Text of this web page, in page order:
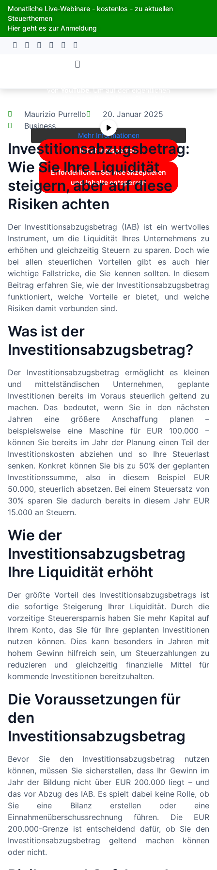
Zum
Inhalt
springen
Monatliche Live-Webinare - kostenlos - zu aktuellen
Steuerthemen
Hier geht es zur Anmeldung
vonYouTube. Um auf den eigentlichen
dass dabei Daten an Drittanbieter
weitergegeben werden.
Mehr Informationen
Inhalt entsperren
Erforderlichen Service akzeptieren
und Inhalte entsperren
Maurizio Purrello
20. Januar 2025
Business
Investitionsabzugsbetrag:
Wie Sie Ihre Liquidität
steigern, aber auf diese
Risiken achten
Der Investitionsabzugsbetrag (IAB) ist ein wertvolles
Instrument, um die Liquidität Ihres Unternehmens zu
erhöhen und gleichzeitig Steuern zu sparen. Doch wie
bei allen steuerlichen Vorteilen gibt es auch hier
wichtige Fallstricke, die Sie kennen sollten. In diesem
Beitrag erfahren Sie, wie der Investitionsabzugsbetrag
funktioniert, welche Vorteile er bietet, und welche
Risiken damit verbunden sind.
Was ist der
Investitionsabzugsbetrag?
Der Investitionsabzugsbetrag ermöglicht es kleinen
und mittelständischen Unternehmen, geplante
Investitionen bereits im Voraus steuerlich geltend zu
machen. Das bedeutet, wenn Sie in den nächsten
Jahren eine größere Anschaffung planen –
beispielsweise eine Maschine für EUR 100.000 –
können Sie bereits im Jahr der Planung einen Teil der
Investitionskosten abziehen und so Ihre Steuerlast
senken. Konkret können Sie bis zu 50% der geplanten
Investitionssumme, also in diesem Beispiel EUR
50.000, steuerlich absetzen. Bei einem Steuersatz von
30% sparen Sie dadurch bereits in diesem Jahr EUR
15.000 an Steuern.
Wie der
Investitionsabzugsbetrag
Ihre Liquidität erhöht
Der größte Vorteil des Investitionsabzugsbetrags ist
die sofortige Steigerung Ihrer Liquidität. Durch die
vorzeitige Steuerersparnis haben Sie mehr Kapital auf
Ihrem Konto, das Sie für Ihre geplanten Investitionen
nutzen können. Dies kann besonders in Jahren mit
hohem Gewinn hilfreich sein, um Steuerzahlungen zu
reduzieren und gleichzeitig finanzielle Mittel für
kommende Investitionen bereitzuhalten.
Die Voraussetzungen für
den
Investitionsabzugsbetrag
Bevor Sie den Investitionsabzugsbetrag nutzen
können, müssen Sie sicherstellen, dass Ihr Gewinn im
Jahr der Bildung nicht über EUR 200.000 liegt – und
das vor Abzug des IAB. Es spielt dabei keine Rolle, ob
Sie eine Bilanz erstellen oder eine
Einnahmenüberschussrechnung führen. Die EUR
200.000-Grenze ist entscheidend dafür, ob Sie den
Investitionsabzugsbetrag geltend machen können
oder nicht.